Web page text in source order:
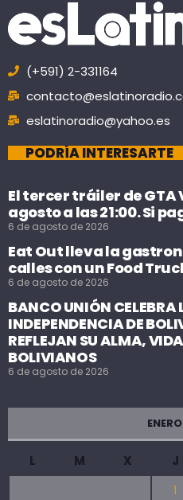
(+591) 2-331164
eslatinoradio@yahoo.es
PODRÍA INTERESARTE
El tercer tráiler de GTA
agosto a las 21:00. Si
6 de agosto de 2026
Eat Out lleva la
calles con un Food
6 de agosto de 2026
BANCO UNIÓN CELEBRA
INDEPENDENCIA DE
REFLEJAN SU ALMA,
BOLIVIANOS
6 de agosto de 2026
L M X J
1